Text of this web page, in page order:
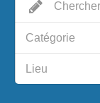
Catégorie
Lieu